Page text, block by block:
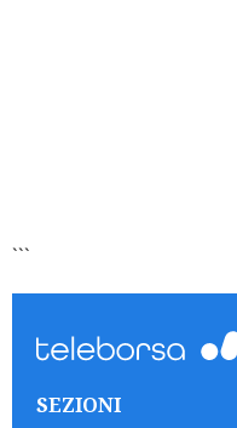
```
SEZIONI